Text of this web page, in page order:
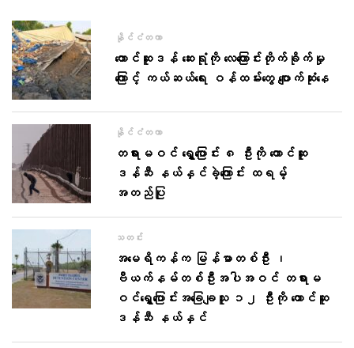
နိုင်ငံတကာ
တောင်ဆူဒန် ဆေးရုံကို လေကြောင်းတိုက်ခိုက်မှု
ကြောင့် ကယ်ဆယ်ရေး ဝန်ထမ်းတွေ ပျောက်ဆုံးနေ
နိုင်ငံတကာ
တရားမဝင် ရွှေ့ပြောင်း ၈ ဦးကို တောင်ဆူ
ဒန်ဆီ နယ်နှင်ခဲ့ကြောင်း ထရမ့်
အတည်ပြု
သတင်း
အ​မေရိကန်က မြန်မာတစ်ဦး ၊
ဗီယက်နမ်တစ်ဦးအပါအဝင် တရားမ
ဝင်ရွှေ့ပြောင်းအခြေချသူ ၁၂ ဦးကို တောင်ဆူ
ဒန်ဆီ နယ်နှင်